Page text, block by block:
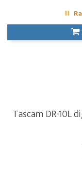
Tascam DR-10L